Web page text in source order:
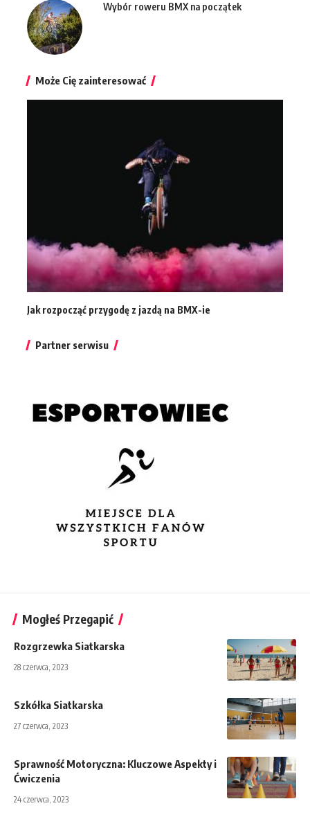
Wybór roweru BMX na początek
Może Cię zainteresować
Jak rozpocząć przygodę z jazdą na BMX-ie
Partner serwisu
Mogłeś Przegapić
Rozgrzewka Siatkarska
28 czerwca, 2023
Szkółka Siatkarska
27 czerwca, 2023
Sprawność Motoryczna: Kluczowe Aspekty i
Ćwiczenia
24 czerwca, 2023